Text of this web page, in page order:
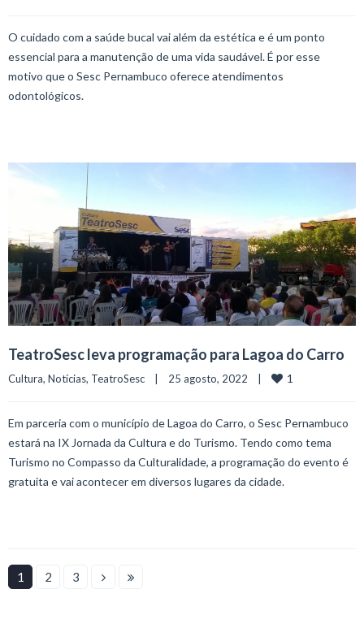
O cuidado com a saúde bucal vai além da estética e é um ponto
essencial para a manutenção de uma vida saudável. É por esse
motivo que o Sesc Pernambuco oferece atendimentos
odontológicos.
TeatroSesc leva programação para Lagoa do Carro
Cultura, Notícias, TeatroSesc
    |    25 agosto, 2022    |
1
Em parceria com o município de Lagoa do Carro, o Sesc Pernambuco
estará na IX Jornada da Cultura e do Turismo. Tendo como tema
Turismo no Compasso da Culturalidade, a programação do evento é
gratuita e vai acontecer em diversos lugares da cidade.
1 2 3